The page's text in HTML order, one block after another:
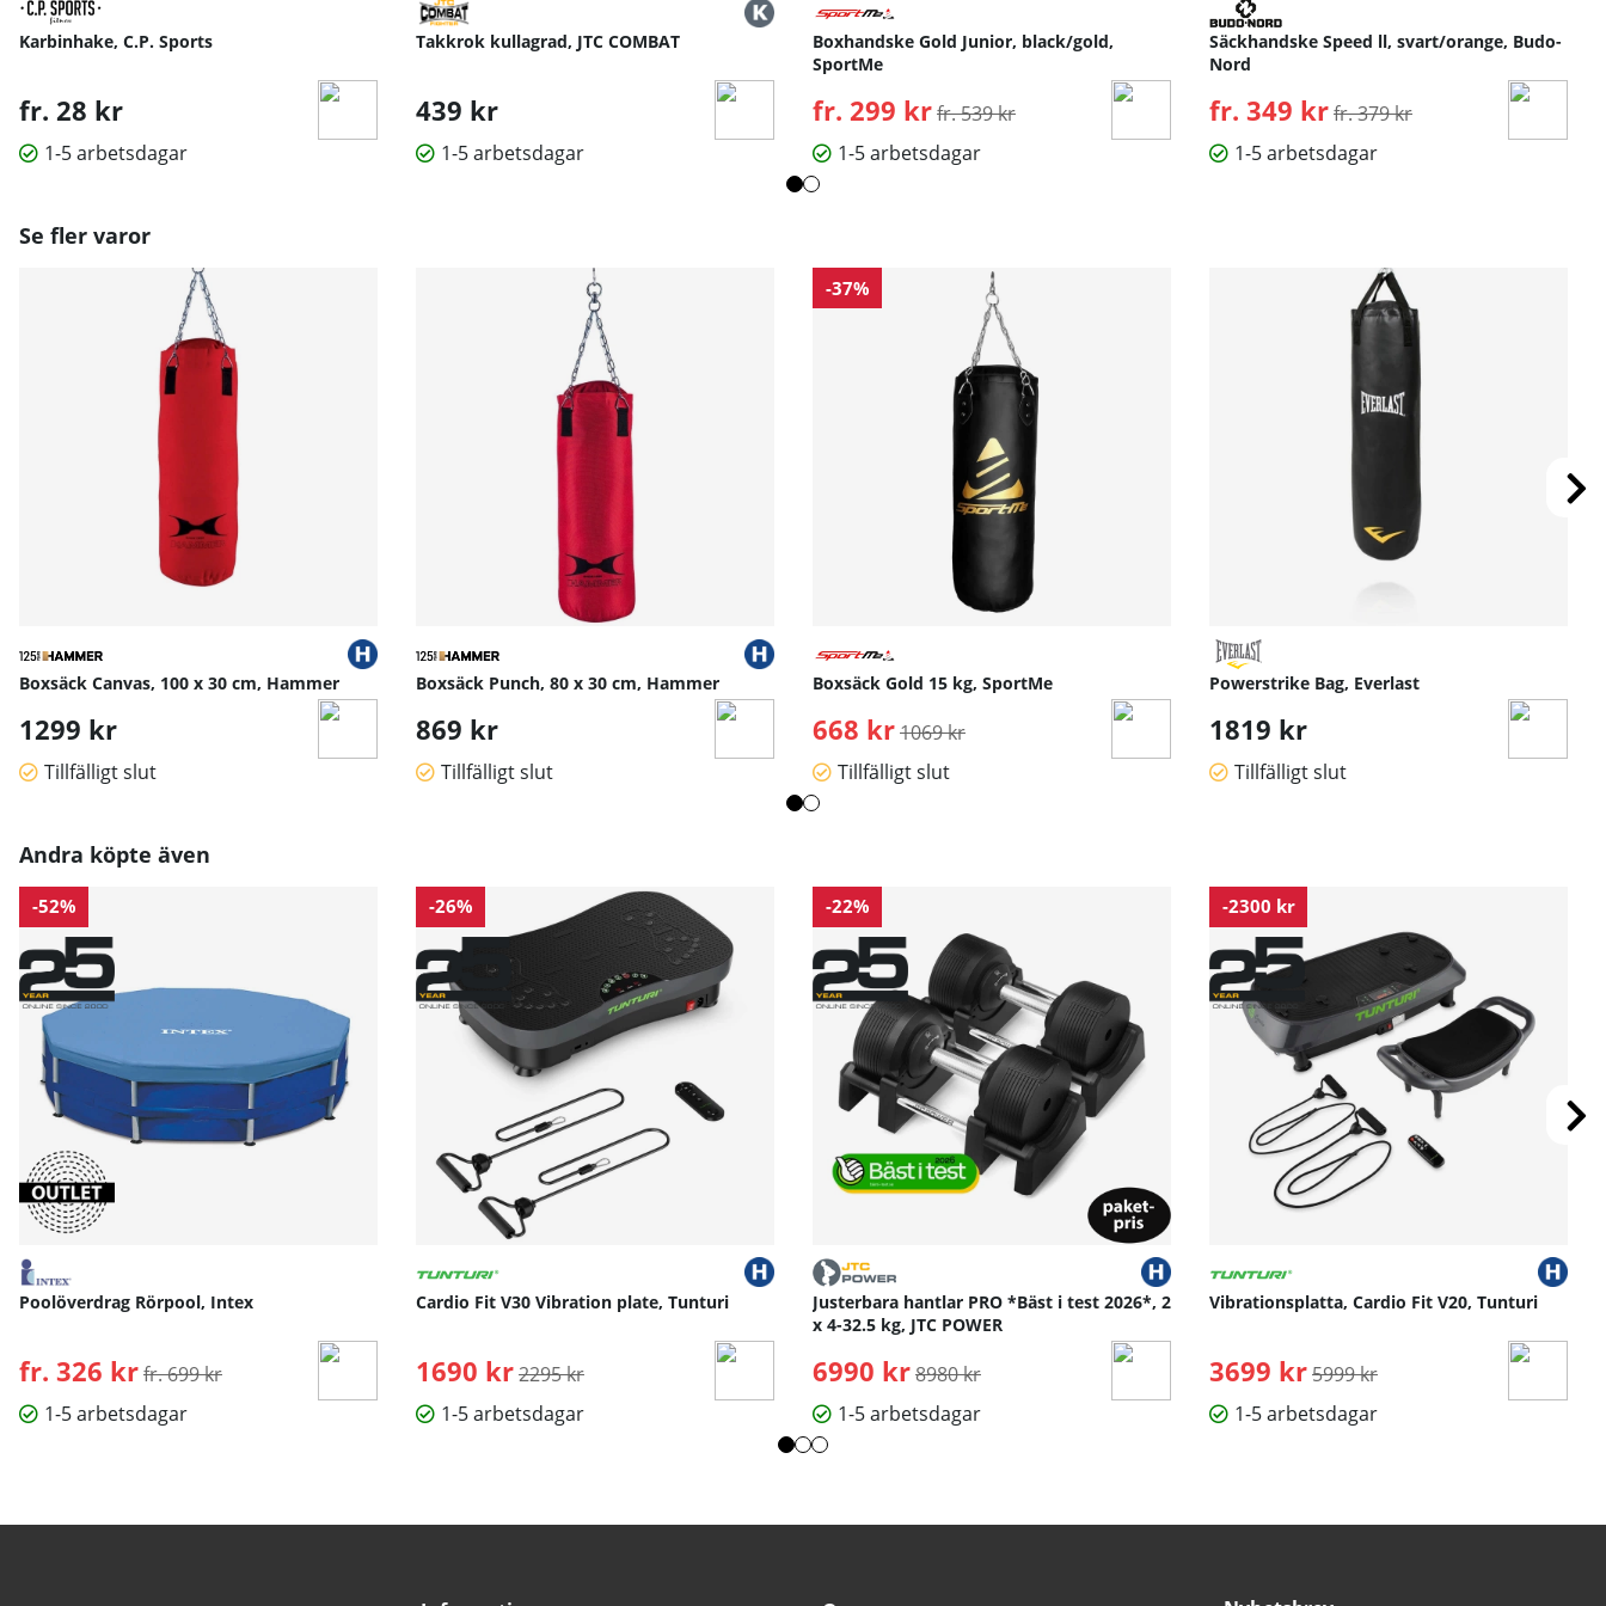
Karbinhake, C.P. Sports
fr. 28 kr
1-5 arbetsdagar
Takkrok kullagrad, JTC COMBAT
439 kr
1-5 arbetsdagar
Boxhandske Gold Junior, black/gold,
SportMe
fr. 299 krOrdinarie pris:
fr. 539 kr
1-5 arbetsdagar
Säckhandske Speed ll, svart/orange, Budo-
Nord
fr. 349 krOrdinarie pris:
fr. 379 kr
1-5 arbetsdagar
Se fler varor
Boxsäck Canvas, 100 x 30 cm, Hammer
1299 kr
Tillfälligt slut
Boxsäck Punch, 80 x 30 cm, Hammer
869 kr
Tillfälligt slut
-37%
Boxsäck Gold 15 kg, SportMe
668 kr Ordinarie pris:
1069 kr
Tillfälligt slut
Powerstrike Bag, Everlast
1819 kr
Tillfälligt slut
Andra köpte även
-52%
Poolöverdrag Rörpool, Intex
fr. 326 krOrdinarie pris:
fr. 699 kr
1-5 arbetsdagar
-26%
Cardio Fit V30 Vibration plate, Tunturi
1690 kr Ordinarie pris:
2295 kr
1-5 arbetsdagar
-22%
Justerbara hantlar PRO *Bäst i test 2026*, 2
x 4-32.5 kg, JTC POWER
6990 kr Ordinarie pris:
8980 kr
1-5 arbetsdagar
-2300 kr
Vibrationsplatta, Cardio Fit V20, Tunturi
3699 kr Ordinarie pris:
5999 kr
1-5 arbetsdagar